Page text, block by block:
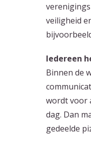
veiligheid
Iedereen
Binnen de
wordt voor
dag. Dan
gedeelde